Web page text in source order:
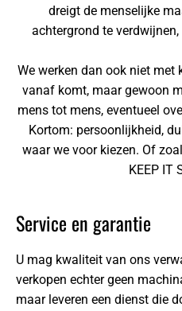
dreigt de menselijke
achtergrond te
We werken dan ook niet
vanaf komt, maar gewoon
mens tot mens, eventueel
Kortom: persoonlijkheid,
waar we voor kiezen. Of
KEEP IT
Service en garantie
U mag kwaliteit van ons
verkopen echter geen
maar leveren een dienst die